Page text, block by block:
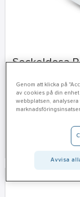
Sockeldosa
vägg över
eller i kombination
Genom att klicka på
av cookies på din
webbplatsen,
Avvisa